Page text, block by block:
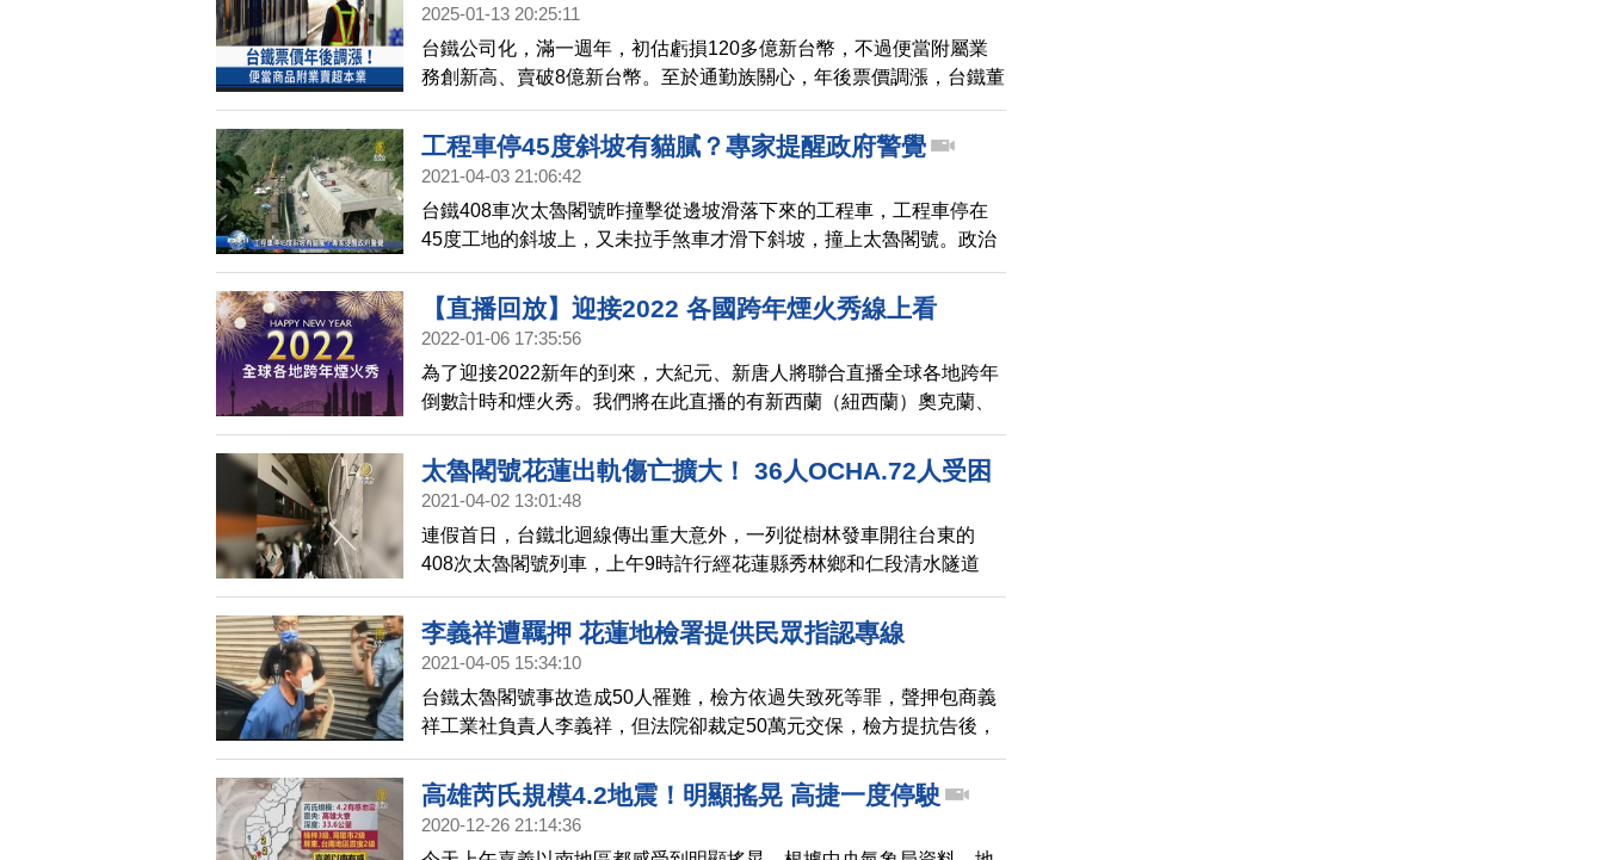
2025-01-13 20:25:11
台鐵公司化，滿一週年，初估虧損120多億新台幣，不過便當附屬業
務創新高、賣破8億新台幣。至於通勤族關心，年後票價調漲，台鐵董
事長今天((（13日）))回應，方案預計2月5日闖關董事會，票價報酬率
預計落在，百分之3以下。調漲確切時間表，擇期公布。
工程車停45度斜坡有貓膩？專家提醒政府警覺
2021-04-03 21:06:42
台鐵408車次太魯閣號昨撞擊從邊坡滑落下來的工程車，工程車停在
45度工地的斜坡上，又未拉手煞車才滑下斜坡，撞上太魯閣號。政治
評論家林保華在臉書上一連數問質疑，包括肇事工程車為什麼要停在
下面是火車軌道的斜坡、忘了拉手拉剎車是「陋習」還是平時就知道
此時太魯閣號會進隧道？4月2日上午是長假第一天乘客最多的時候，
須對工程車司機進行調查，例如國家認同，有沒有經常去中國等等。
他認為，政府不必忌諱，這是國安的必須，也督促民眾警覺。血不應
該白流。
【直播回放】迎接2022 各國跨年煙火秀線上看
2022-01-06 17:35:56
為了迎接2022新年的到來，大紀元、新唐人將聯合直播全球各地跨年
倒數計時和煙火秀。我們將在此直播的有新西蘭（紐西蘭）奧克蘭、
澳洲悉尼（雪梨）、台灣台北、香港、泰國曼谷、迪拜（杜拜）等城
市，讓觀眾一睹各國慶祝跨年的盛況。
太魯閣號花蓮出軌傷亡擴大！ 36人OCHA.72人受困
2021-04-02 13:01:48
連假首日，台鐵北迴線傳出重大意外，一列從樹林發車開往台東的
408次太魯閣號列車，上午9時許行經花蓮縣秀林鄉和仁段清水隧道
時，疑似發生狀況，多節傾斜人員受困，台鐵和消防局都證實確實有
事故，已趕往處理中，根據消防署上午訊息，4至5節車廂變形搶救
中。
李義祥遭羈押 花蓮地檢署提供民眾指認專線
2021-04-05 15:34:10
台鐵太魯閣號事故造成50人罹難，檢方依過失致死等罪，聲押包商義
祥工業社負責人李義祥，但法院卻裁定50萬元交保，檢方提抗告後，
花蓮高分院撤銷原裁定，李義祥昨天下午被警方帶至法院召開羈押庭
時哽咽道歉，法院最後改裁定羈押禁見，李義祥被解送花蓮看守所。
另外，有脫困乘客4日出示照片，顯示李義祥在山坡上觀望太魯閣號表
高雄芮氏規模4.2地震！明顯搖晃 高捷一度停駛
2020-12-26 21:14:36